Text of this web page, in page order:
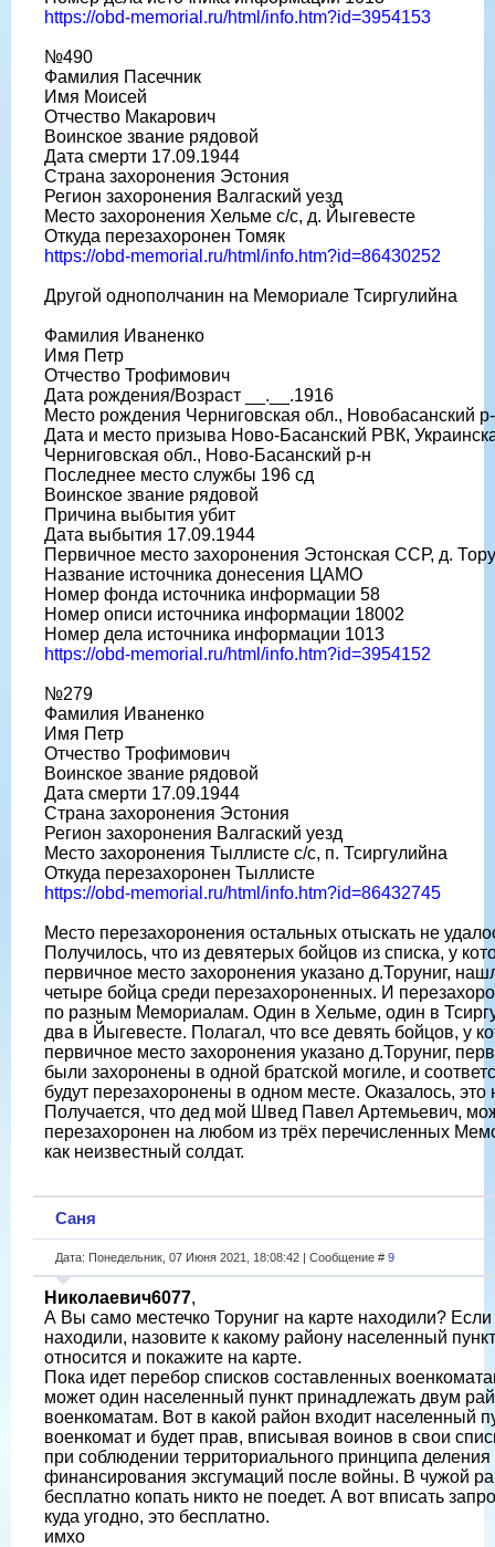
https://obd-memorial.ru/html/info.htm?id=3954153
№490
Фамилия Пасечник
Имя Моисей
Отчество Макарович
Воинское звание рядовой
Дата смерти 17.09.1944
Страна захоронения Эстония
Регион захоронения Валгаский уезд
Место захоронения Хельме с/с, д. Йыгевесте
Откуда перезахоронен Томяк
https://obd-memorial.ru/html/info.htm?id=86430252
Другой однополчанин на Мемориале Тсиргулийна
Фамилия Иваненко
Имя Петр
Отчество Трофимович
Дата рождения/Возраст __.__.1916
Место рождения Черниговская обл., Новобасанский
Дата и место призыва Ново-Басанский РВК,
Черниговская обл., Ново-Басанский р-н
Последнее место службы 196 сд
Воинское звание рядовой
Причина выбытия убит
Дата выбытия 17.09.1944
Первичное место захоронения Эстонская ССР, д.
Название источника донесения ЦАМО
Номер фонда источника информации 58
Номер описи источника информации 18002
Номер дела источника информации 1013
https://obd-memorial.ru/html/info.htm?id=3954152
№279
Фамилия Иваненко
Имя Петр
Отчество Трофимович
Воинское звание рядовой
Дата смерти 17.09.1944
Страна захоронения Эстония
Регион захоронения Валгаский уезд
Место захоронения Тыллисте с/с, п. Тсиргулийна
Откуда перезахоронен Тыллисте
https://obd-memorial.ru/html/info.htm?id=86432745
Место перезахоронения остальных отыскать не
Получилось, что из девятерых бойцов из списка, у
первичное место захоронения указано д.Торуниг,
четыре бойца среди перезахороненных. И
по разным Мемориалам. Один в Хельме, один в
два в Йыгевесте. Полагал, что все девять бойцов, у
первичное место захоронения указано д.Торуниг,
были захоронены в одной братской могиле, и
будут перезахоронены в одном месте. Оказалось, это
Получается, что дед мой Швед Павел Артемьевич,
перезахоронен на любом из трёх перечисленных
как неизвестный солдат.
Саня
Дата: Понедельник, 07 Июня 2021, 18:08:42 | Сообщение # 9
Николаевич6077,
А Вы само местечко Торуниг на карте находили? Если
находили, назовите к какому району населенный пункт
относится и покажите на карте.
Пока идет перебор списков составленных
может один населенный пункт принадлежать двум
военкоматам. Вот в какой район входит населенный
военкомат и будет прав, вписывая воинов в свои
при соблюдении территориального принципа деления
финансирования эксгумаций после войны. В чужой
бесплатно копать никто не поедет. А вот вписать
куда угодно, это бесплатно.
имхо